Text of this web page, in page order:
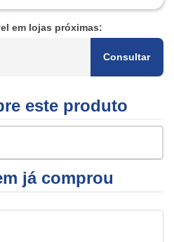
em lojas próximas:
Consultar
este produto
já comprou